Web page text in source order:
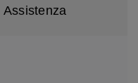
Assistenza